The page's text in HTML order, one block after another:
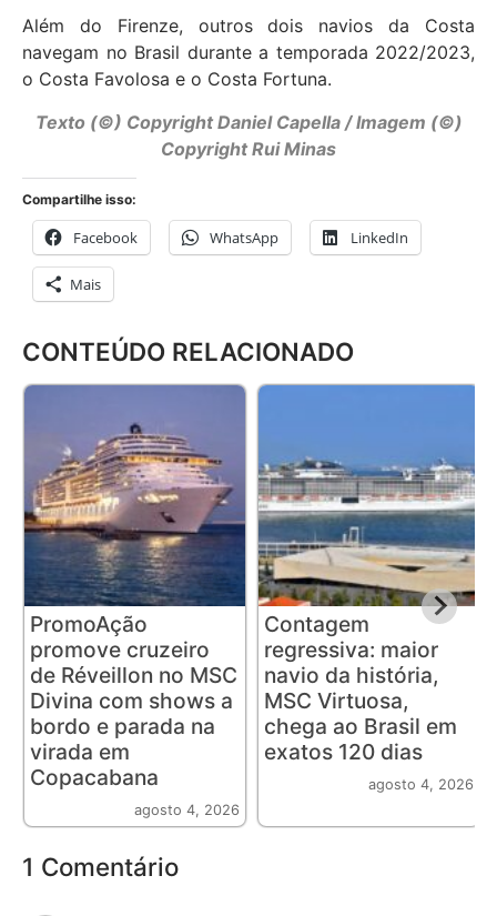
Além do Firenze, outros dois navios da Costa
navegam no Brasil durante a temporada 2022/2023,
o Costa Favolosa e o Costa Fortuna.
Texto (©) Copyright Daniel Capella / Imagem (©)
Copyright Rui Minas
Compartilhe isso:
Facebook WhatsApp LinkedIn
Mais
CONTEÚDO RELACIONADO
PromoAção
promove cruzeiro
de Réveillon no MSC
Divina com shows a
bordo e parada na
virada em
Copacabana
agosto 4, 2026
Contagem
regressiva: maior
navio da história,
MSC Virtuosa,
chega ao Brasil em
exatos 120 dias
agosto 4, 2026
1 Comentário